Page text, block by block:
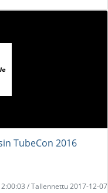
TubeCon 2016
/ Tallennettu 2017-12-07